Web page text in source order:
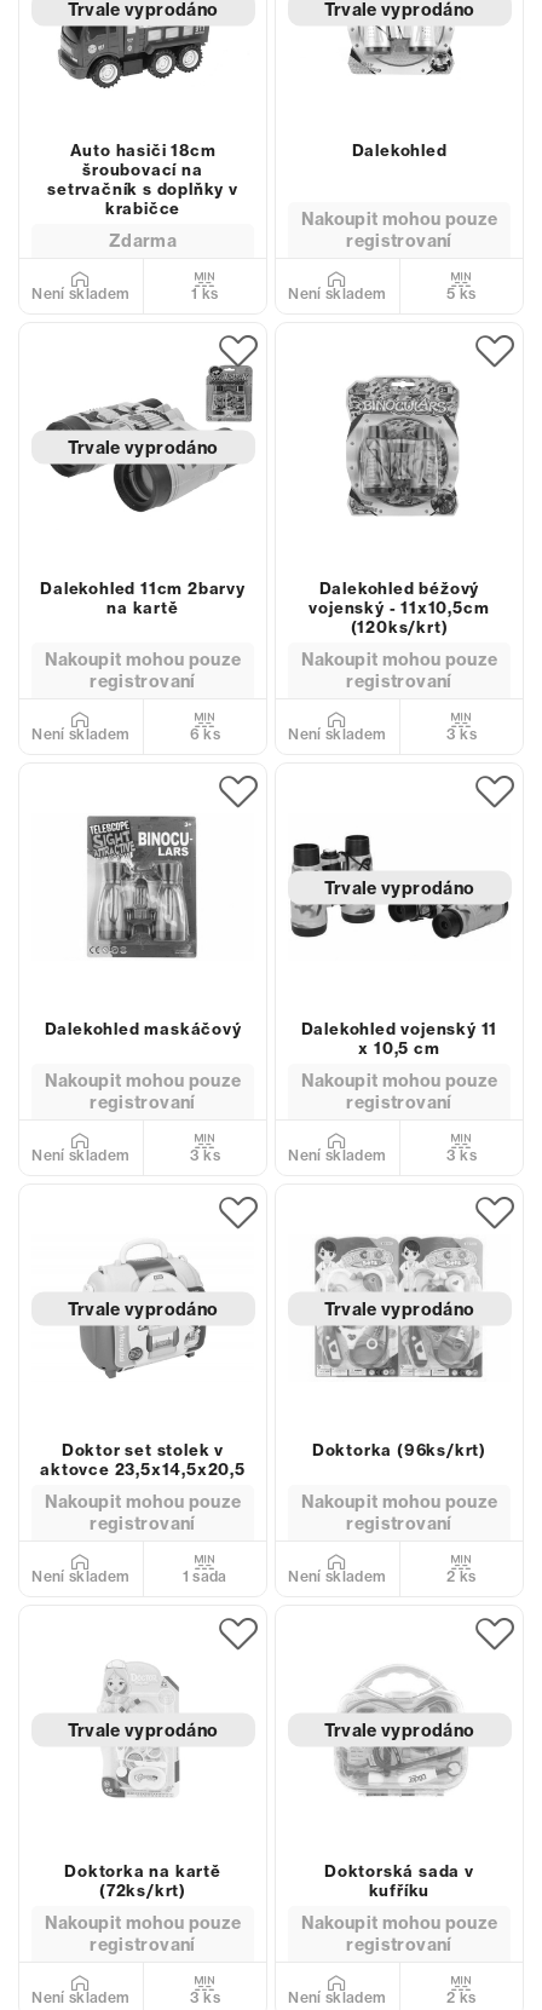
Trvale vyprodáno
Auto hasiči 18cm
šroubovací na
setrvačník s doplňky v
krabičce
Zdarma
Není skladem 1 ks
Trvale vyprodáno
Dalekohled
Nakoupit mohou pouze
registrovaní
Není skladem 5 ks
Trvale vyprodáno
Dalekohled 11cm 2barvy
na kartě
Nakoupit mohou pouze
registrovaní
Není skladem 6 ks
Dalekohled béžový
vojenský - 11x10,5cm
(120ks/krt)
Nakoupit mohou pouze
registrovaní
Není skladem 3 ks
Dalekohled maskáčový
Nakoupit mohou pouze
registrovaní
Není skladem 3 ks
Trvale vyprodáno
Dalekohled vojenský 11
x 10,5 cm
Nakoupit mohou pouze
registrovaní
Není skladem 3 ks
Trvale vyprodáno
Doktor set stolek v
aktovce 23,5x14,5x20,5
Nakoupit mohou pouze
registrovaní
Není skladem 1 sada
Trvale vyprodáno
Doktorka (96ks/krt)
Nakoupit mohou pouze
registrovaní
Není skladem 2 ks
Trvale vyprodáno
Doktorka na kartě
(72ks/krt)
Nakoupit mohou pouze
registrovaní
Není skladem 3 ks
Trvale vyprodáno
Doktorská sada v
kufříku
Nakoupit mohou pouze
registrovaní
Není skladem 2 ks